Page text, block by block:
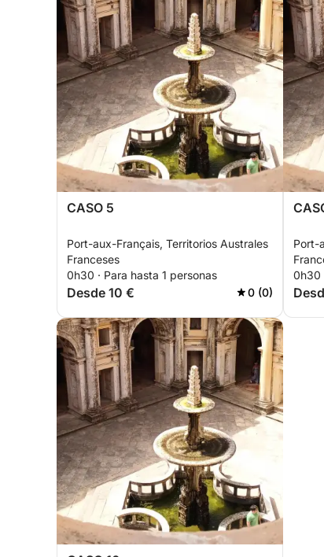
CASO 5
Port-aux-Français, Territorios Australes
Franceses
0h30 · Para hasta 1 personas
Desde 10 € 0 (0)
Port-
0h30